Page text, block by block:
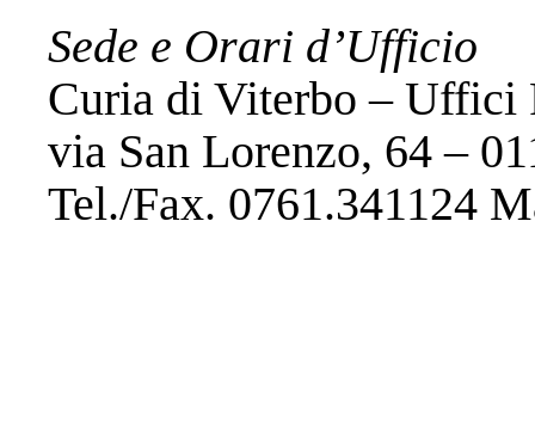
Sede e Orari d’Ufficio
Curia di Viterbo – Uffici
via San Lorenzo, 64 –
Tel./Fax. 0761.341124